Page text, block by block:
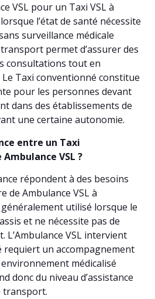
VSL pour un Taxi VSL à
l’état de santé nécessite
surveillance médicale
permet d’assurer des
consultations tout en
Taxi conventionné constitue
pour les personnes devant
dans des établissements de
une certaine autonomie.
entre un Taxi
VSL ?
répondent à des besoins
de Ambulance VSL à
généralement utilisé lorsque le
et ne nécessite pas de
L’Ambulance VSL intervient
requiert un accompagnement
médicalisé
donc du niveau d’assistance
transport.